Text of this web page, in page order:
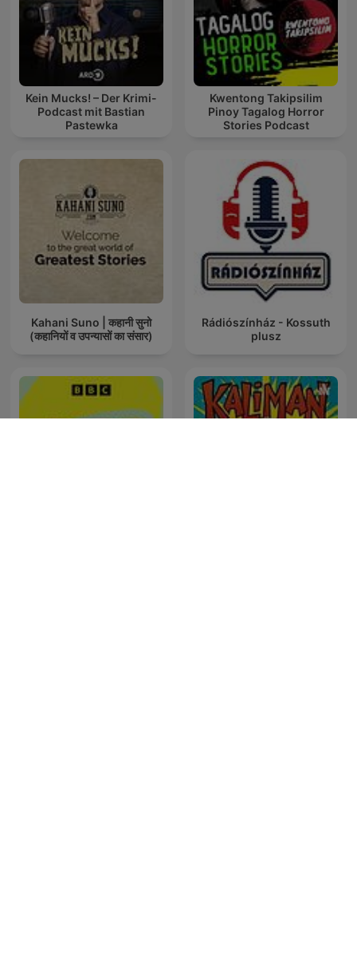
Kein Mucks! – Der Krimi-
Podcast mit Bastian
Pastewka
Kwentong Takipsilim
Pinoy Tagalog Horror
Stories Podcast
Kahani Suno | कहानी सुनो
(कहानियों व उपन्यासों का संसार)
Rádiószínház - Kossuth
plusz